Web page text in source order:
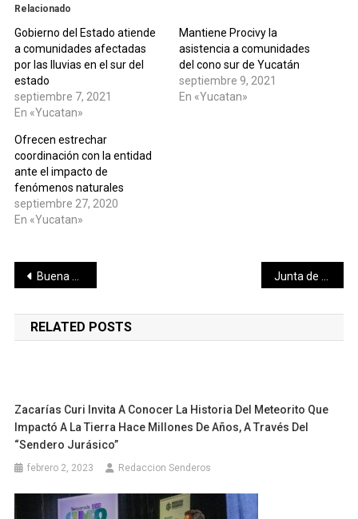
Relacionado
Gobierno del Estado atiende
a comunidades afectadas
por las lluvias en el sur del
estado
septiembre 7, 2021
En «Yucatan»
Mantiene Procivy la
asistencia a comunidades
del cono sur de Yucatán
septiembre 9, 2021
En «Yucatan»
Ofrecen estrechar
coordinación con la entidad
ante el impacto de
fenómenos naturales
septiembre 27, 2020
En «Yucatan»
Navegación
de
entradas
Buena afluencia de alumnos y maestros en la primera jornada
RELATED POSTS
Zacarías Curi Invita A Conocer La Historia Del Meteorito Que
Impactó A La Tierra Hace Millones De Años, A Través Del
“Sendero Jurásico”
febrero 2, 2023 Redaccion Senderos